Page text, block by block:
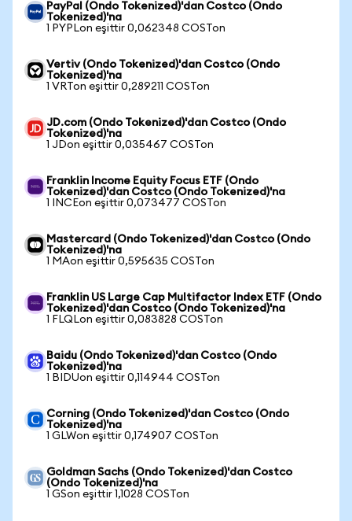
PayPal (Ondo Tokenized)'dan Costco (Ondo
Tokenized)'na
1 PYPLon eşittir 0,062348 COSTon
Vertiv (Ondo Tokenized)'dan Costco (Ondo
Tokenized)'na
1 VRTon eşittir 0,289211 COSTon
JD.com (Ondo Tokenized)'dan Costco (Ondo
Tokenized)'na
1 JDon eşittir 0,035467 COSTon
Franklin Income Equity Focus ETF (Ondo
Tokenized)'dan Costco (Ondo Tokenized)'na
1 INCEon eşittir 0,073477 COSTon
Mastercard (Ondo Tokenized)'dan Costco (Ondo
Tokenized)'na
1 MAon eşittir 0,595635 COSTon
Franklin US Large Cap Multifactor Index ETF (Ondo
Tokenized)'dan Costco (Ondo Tokenized)'na
1 FLQLon eşittir 0,083828 COSTon
Baidu (Ondo Tokenized)'dan Costco (Ondo
Tokenized)'na
1 BIDUon eşittir 0,114944 COSTon
Corning (Ondo Tokenized)'dan Costco (Ondo
Tokenized)'na
1 GLWon eşittir 0,174907 COSTon
Goldman Sachs (Ondo Tokenized)'dan Costco
(Ondo Tokenized)'na
1 GSon eşittir 1,1028 COSTon